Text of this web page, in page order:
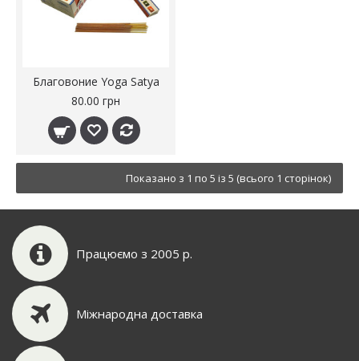
Благовоние Yoga Satya
80.00 грн
Показано з 1 по 5 із 5 (всього 1 сторінок)
Працюємо з 2005 р.
Міжнародна доставка